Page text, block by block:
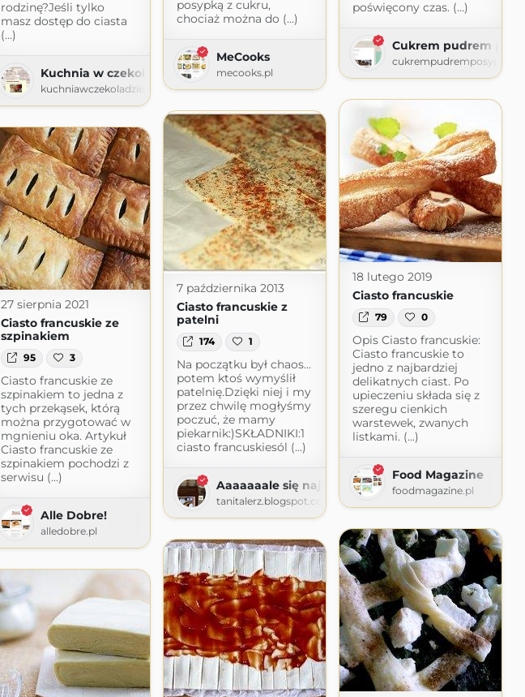
posypką z cukru,
chociaż można do (...)
MeCooks
mecooks.pl
rodzinę?Jeśli tylko
masz dostęp do ciasta
(...)
Kuchnia w czekoladzie
kuchniawczekoladzie.blogspot.com
poświęcony czas. (...)
Cukrem pudrem
18 lutego 2019
Ciasto francuskie
79 0
Opis Ciasto francuskie:
Ciasto francuskie to
jedno z najbardziej
delikatnych ciast. Po
upieczeniu składa się z
szeregu cienkich
warstewek, zwanych
listkami. (...)
Food Magazine
foodmagazine.pl
7 października 2013
Ciasto francuskie z
patelni
174 1
Na początku był chaos...
potem ktoś wymyślił
patelnię.Dzięki niej i my
przez chwilę mogłyśmy
poczuć, że mamy
piekarnik:)SKŁADNIKI:1
ciasto francuskiesól (...)
Aaaaaaale się najadłam... Czuję to!
tanitalerz.blogspot.com
27 sierpnia 2021
Ciasto francuskie ze
szpinakiem
95 3
Ciasto francuskie ze
szpinakiem to jedna z
tych przekąsek, którą
można przygotować w
mgnieniu oka. Artykuł
Ciasto francuskie ze
szpinakiem pochodzi z
serwisu (...)
Alle Dobre!
alledobre.pl